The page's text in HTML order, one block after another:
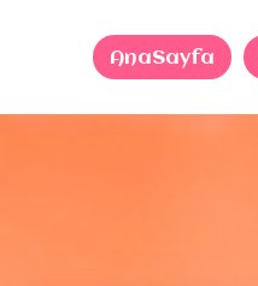
AnaSayfa